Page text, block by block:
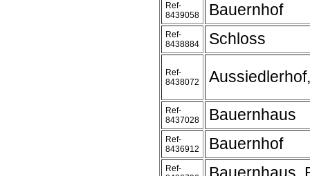
Ref-
8439058
Bauernhof
Ref-
8438884
Schloss
Ref-
8438072
Ref-
8437028
Bauernhaus
Ref-
8436912
Bauernhof
Ref-